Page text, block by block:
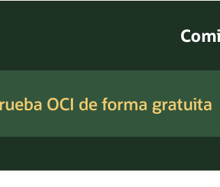
OCI de forma gratuita